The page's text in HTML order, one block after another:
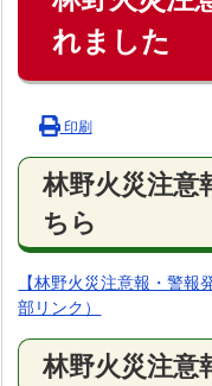
れました
印刷
林野火災注意
ちら
【林野火災注意報・警
部リンク）
林野火災注意